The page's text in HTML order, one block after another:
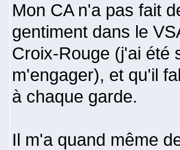
Mon CA n'a pas fait
gentiment dans le
Croix-Rouge (j'ai été
m'engager), et qu'il
à chaque garde.
Il m'a quand même